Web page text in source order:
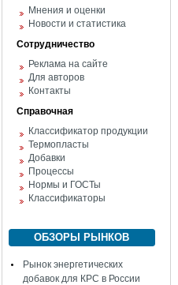
Мнения и оценки
Новости и статистика
Сотрудничество
Реклама на сайте
Для авторов
Контакты
Справочная
Классификатор продукции
Термопласты
Добавки
Процессы
Нормы и ГОСТы
Классификаторы
ОБЗОРЫ РЫНКОВ
Рынок энергетических
добавок для КРС в России